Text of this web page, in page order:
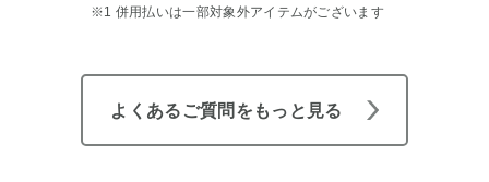
※1 併用払いは一部対象外アイテムがございます
よくあるご質問をもっと見る